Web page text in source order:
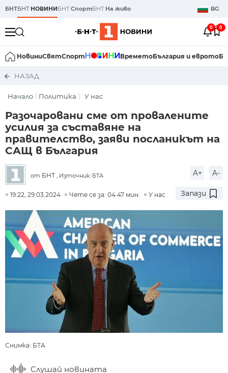
БНТБНТ НОВИНИБНТСпортБНТ На живо BG
0 0
НовиниСвятСпорт ВреметоБългария и еврото
НАЗАД
Начало Политика У нас
Разочаровани сме от провалените
усилия за съставяне на
правителство, заяви посланикът на
САЩ в България
от БНТ , Източник: БТА A+ A-
19:22, 29.03.2024 Чете се за: 04:47 мин. У нас Запази
Снимка: БТА
Слушай новината